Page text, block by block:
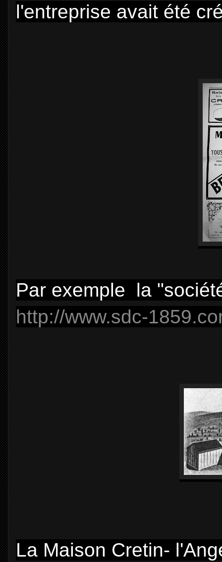
l'entreprise avait été
Par exemple la
http://www.sdc-
La Maison Cretin-